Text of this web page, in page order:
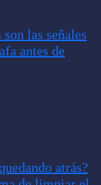
las señales
antes de
atrás?